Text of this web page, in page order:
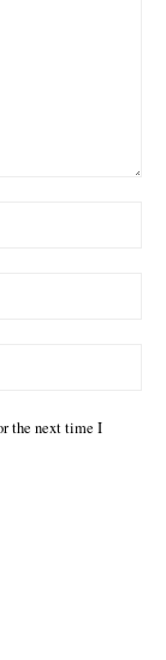
the next time I